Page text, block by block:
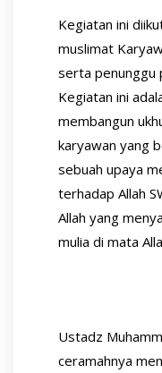
Kegiatan ini
muslimat
serta penunggu
Kegiatan ini
membangun
karyawan yang
sebuah upaya
terhadap Allah
Allah yang
mulia di mata
Ustadz
ceramahnya